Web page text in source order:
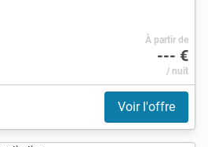
À partir de
--- €
/ nuit
Voir l'offre